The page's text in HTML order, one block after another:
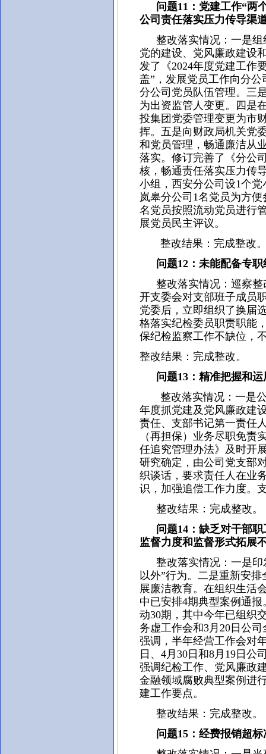
问题11：党建工作“两
公司责任落实压力传导渠
整改落实情况：一是组
党的建设、党风廉政建设
发了《2024年度党建工作
盖”，发展党员工作向分
分公司党员队伍管理。三
为出资监管人变更。四是
投集团党委管理变更为市
挥。五是向财政局机关党
和党员管理，畅通廉洁从
落实。修订完善了《分公
核，畅通责任落实压力传
小组，西安分公司设1个
岚皋分公司1名党员为方
名党员按照流动党员进行
展党员民主评议。
整改结果：完成整改
问题12：未能配备专职
整改落实情况：巡察整
开支委会对支部班子成员
党委后，立即组织了换届
格落实纪检委员职责职能
保纪检监察工作不缺位，
整改结果：完成整改。
问题13：精准把握和运
整改落实情况：一是公
年度抓党建及党风廉政建
责任、支部书记第一责任
（再担保）业务尽职免
任追究管理办法》及时开
研究确定，由公司党支部
织谈话，要求责任人在业
识，加强追偿工作力度。
整改结果：完成整改。
问题14：缺乏对干部职
监督力度和监督形式拓展
整改落实情况：一是印
以外”行为。二是重新安
展廉洁教育。在组织生活
中已安排4期典型案例通
动30期，其中今年已组织
务虚工作会和3月20日公
强调，半年经营工作会对
日、4月30日和8月19日
强调纪检工作、党风廉政
金融领域腐败典型案例进
建工作要点。
整改结果：完成整改。
问题15：经费报销超标